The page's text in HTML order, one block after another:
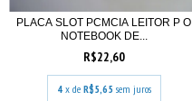
PLACA SLOT PCMCIA LEITOR P O
NOTEBOOK DE...
R$22,60
4 x de R$5,65 sem juros